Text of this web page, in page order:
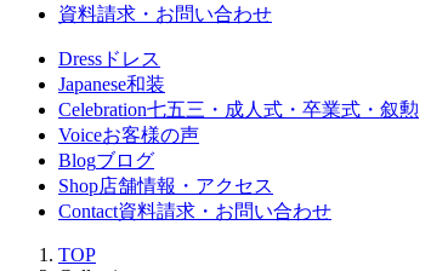
資料請求・お問い合わせ
Dress ドレス
Japanese和装
Celebration七五三・成人式・卒業式・叙勲
Voiceお客様の声
Blogブログ
Shop店舗情報・アクセス
Contact資料請求・お問い合わせ
TOP